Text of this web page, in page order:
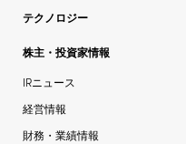
テクノロジー
株主・投資家情報
IRニュース
経営情報
財務・業績情報